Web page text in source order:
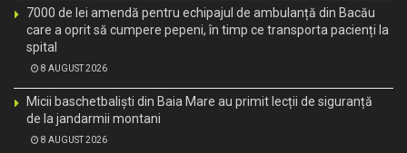
7000 de lei amendă pentru echipajul de ambulanță din Bacău
care a oprit să cumpere pepeni, în timp ce transporta pacienți la
spital
8 AUGUST 2026
Micii baschetbaliști din Baia Mare au primit lecții de siguranță
de la jandarmii montani
8 AUGUST 2026